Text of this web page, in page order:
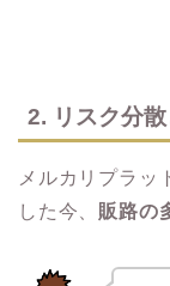
2. リスク分
メルカリプラッ
した今、 販路の